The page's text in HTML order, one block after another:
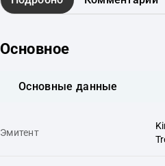
Основное
Основные данные
Эмитент